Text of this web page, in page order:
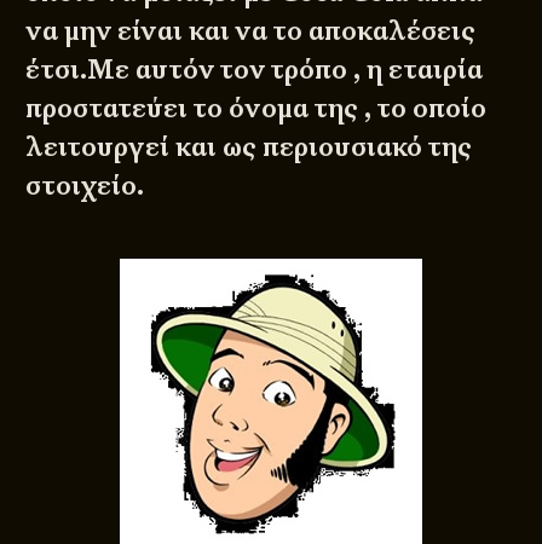
να μην είναι και να το αποκαλέσεις
έτσι.Με αυτόν τον τρόπο , η εταιρία
προστατεύει το όνομα της , το οποίο
λειτουργεί και ως περιουσιακό της
στοιχείο.